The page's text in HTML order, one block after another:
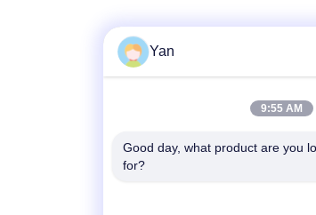
Γρήγορη επικοινωνία
86-20-82038494
Yan
9:55 AM
Good day, what product are you
for?